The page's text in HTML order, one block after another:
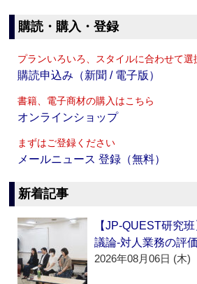
購読・購入・登録
プランいろいろ、スタイルに合わせて選
購読申込み（新聞 / 電子版）
書籍、電子商材の購入はこちら
オンラインショップ
まずはご登録ください
メールニュース 登録（無料）
新着記事
【JP-QUEST研究
議論‐対人業務の評
2026年08月06日 (木)